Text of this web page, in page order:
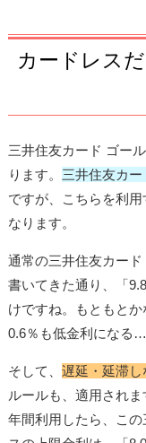
カードレス
三井住友カード ゴー
ります。 三井住友カ
ですが、こちらを利
なります。
通常の三井住友カー
書いてきた通り、「
けですね。もともと
0.6％も低金利になる…
そして、遅延・延滞し
ルールも、適用され
年間利用したら、こ